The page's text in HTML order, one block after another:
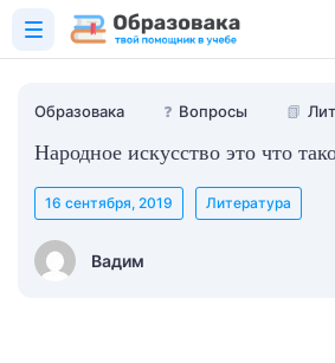
Образовака ❓ Вопросы 📗
Народное искусство это что
Вадим
16 сентября, 2019 Литература